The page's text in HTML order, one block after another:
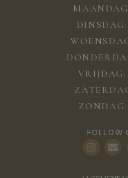
FOLLOW